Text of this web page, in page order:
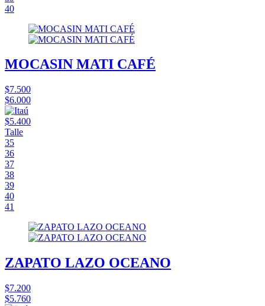
40
MOCASIN MATI CAFÉ
$7.500
$6.000
$5.400
Talle
35
36
37
38
39
40
41
ZAPATO LAZO OCEANO
$7.200
$5.760